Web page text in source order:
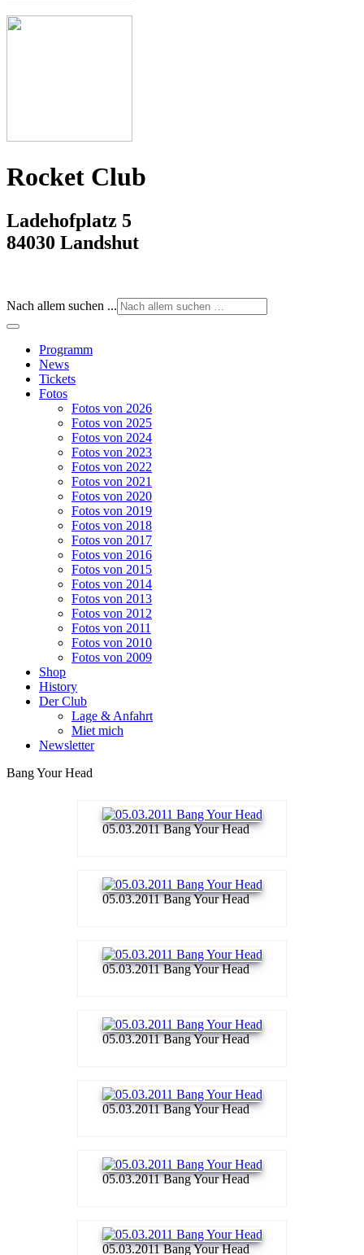
Rocket Club
Ladehofplatz 5
84030 Landshut
Nach allem suchen ...
Programm
News
Tickets
Fotos
Fotos von 2026
Fotos von 2025
Fotos von 2024
Fotos von 2023
Fotos von 2022
Fotos von 2021
Fotos von 2020
Fotos von 2019
Fotos von 2018
Fotos von 2017
Fotos von 2016
Fotos von 2015
Fotos von 2014
Fotos von 2013
Fotos von 2012
Fotos von 2011
Fotos von 2010
Fotos von 2009
Shop
History
Der Club
Lage & Anfahrt
Miet mich
Newsletter
Bang Your Head
05.03.2011 Bang Your Head
05.03.2011 Bang Your Head
05.03.2011 Bang Your Head
05.03.2011 Bang Your Head
05.03.2011 Bang Your Head
05.03.2011 Bang Your Head
05.03.2011 Bang Your Head